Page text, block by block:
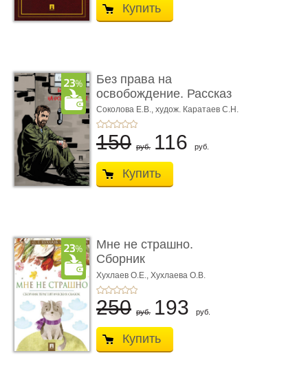
Купить
Без права на
освобождение. Рассказ
Соколова Е.В., худож. Каратаев С.Н.
150 руб. 116 руб.
Купить
Мне не страшно.
Сборник
терапевтических
сказо� ...
Хухлаев О.Е., Хухлаева О.В.
250 руб. 193 руб.
Купить